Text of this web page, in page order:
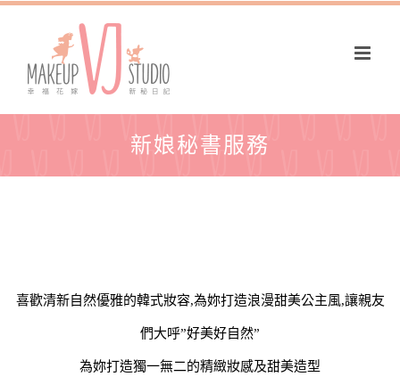
新娘秘書服務
喜歡清新自然優雅的韓式妝容,為妳打造浪漫甜美公主風,讓親友
們大呼”好美好自然”
為妳打造獨一無二的精緻妝感及甜美造型